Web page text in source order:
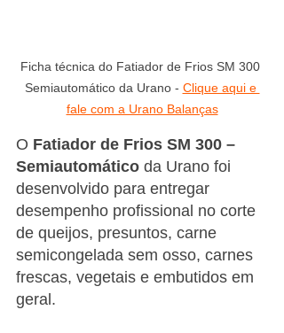
Ficha técnica do Fatiador de Frios SM 300
Semiautomático da Urano - Clique aqui e
fale com a Urano Balanças
O Fatiador de Frios SM 300 –
Semiautomático da Urano foi
desenvolvido para entregar
desempenho profissional no corte
de queijos, presuntos, carne
semicongelada sem osso, carnes
frescas, vegetais e embutidos em
geral.